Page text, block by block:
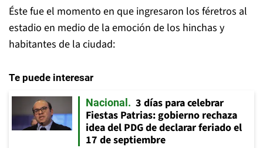
Éste fue el momento en que ingresaron los féretros al
estadio en medio de la emoción de los hinchas y
habitantes de la ciudad:
Te puede interesar
Nacional
3 días para celebrar
Fiestas Patrias: gobierno rechaza
idea del PDG de declarar feriado el
17 de septiembre